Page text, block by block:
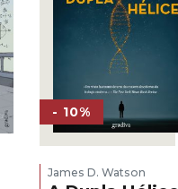
- 10%
James D. Watson